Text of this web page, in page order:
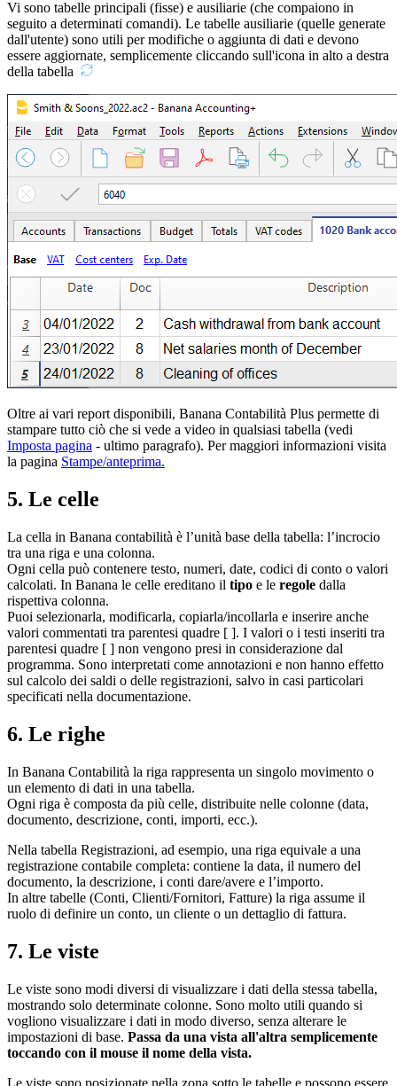
Vi sono tabelle principali (fisse) e ausiliarie (che compaiono in
seguito a determinati comandi). Le tabelle ausiliarie (quelle generate
dall'utente) sono utili per modifiche o aggiunta di dati e devono
essere aggiornate, semplicemente cliccando sull'icona in alto a destra
della tabella
Oltre ai vari report disponibili, Banana Contabilità Plus permette di
stampare tutto ciò che si vede a video in qualsiasi tabella (vedi
Imposta pagina - ultimo paragrafo). Per maggiori informazioni visita
la pagina Stampe/anteprima.
5. Le celle
La cella in Banana contabilità è l’unità base della tabella: l’incrocio
tra una riga e una colonna.
Ogni cella può contenere testo, numeri, date, codici di conto o valori
calcolati. In Banana le celle ereditano il tipo e le regole dalla
rispettiva colonna.
Puoi selezionarla, modificarla, copiarla/incollarla e inserire anche
valori commentati tra parentesi quadre [ ]. I valori o i testi inseriti tra
parentesi quadre [ ] non vengono presi in considerazione dal
programma. Sono interpretati come annotazioni e non hanno effetto
sul calcolo dei saldi o delle registrazioni, salvo in casi particolari
specificati nella documentazione.
6. Le righe
In Banana Contabilità la riga rappresenta un singolo movimento o
un elemento di dati in una tabella.
Ogni riga è composta da più celle, distribuite nelle colonne (data,
documento, descrizione, conti, importi, ecc.).
Nella tabella Registrazioni, ad esempio, una riga equivale a una
registrazione contabile completa: contiene la data, il numero del
documento, la descrizione, i conti dare/avere e l’importo.
In altre tabelle (Conti, Clienti/Fornitori, Fatture) la riga assume il
ruolo di definire un conto, un cliente o un dettaglio di fattura.
7. Le viste
Le viste sono modi diversi di visualizzare i dati della stessa tabella,
mostrando solo determinate colonne. Sono molto utili quando si
vogliono visualizzare i dati in modo diverso, senza alterare le
impostazioni di base. Passa da una vista all'altra semplicemente
toccando con il mouse il nome della vista.
Le viste sono posizionate nella zona sotto le tabelle e possono essere